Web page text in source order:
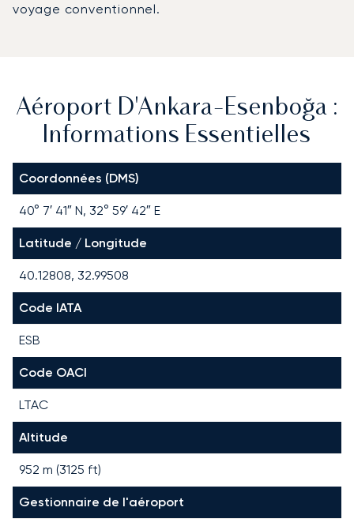
voyage conventionnel.
Aéroport D'Ankara-Esenboğa :
Informations Essentielles
Coordonnées (DMS)
40° 7′ 41″ N, 32° 59′ 42″ E
Latitude / Longitude
40.12808, 32.99508
Code IATA
ESB
Code OACI
LTAC
Altitude
952 m (3125 ft)
Gestionnaire de l'aéroport